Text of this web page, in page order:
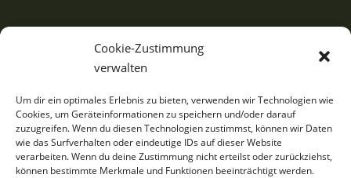
Cookie-Zustimmung
verwalten
Um dir ein optimales Erlebnis zu bieten, verwenden wir Technologien wie
Cookies, um Geräteinformationen zu speichern und/oder darauf
zuzugreifen. Wenn du diesen Technologien zustimmst, können wir Daten
wie das Surfverhalten oder eindeutige IDs auf dieser Website
verarbeiten. Wenn du deine Zustimmung nicht erteilst oder zurückziehst,
können bestimmte Merkmale und Funktionen beeinträchtigt werden.